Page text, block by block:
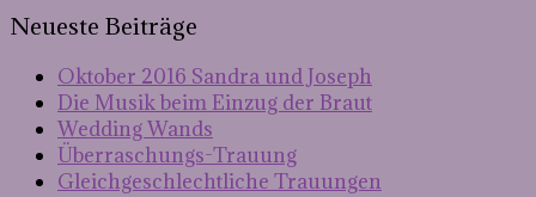
Neueste Beiträge
Oktober 2016 Sandra und Joseph
Die Musik beim Einzug der Braut
Wedding Wands
Überraschungs-Trauung
Gleichgeschlechtliche Trauungen